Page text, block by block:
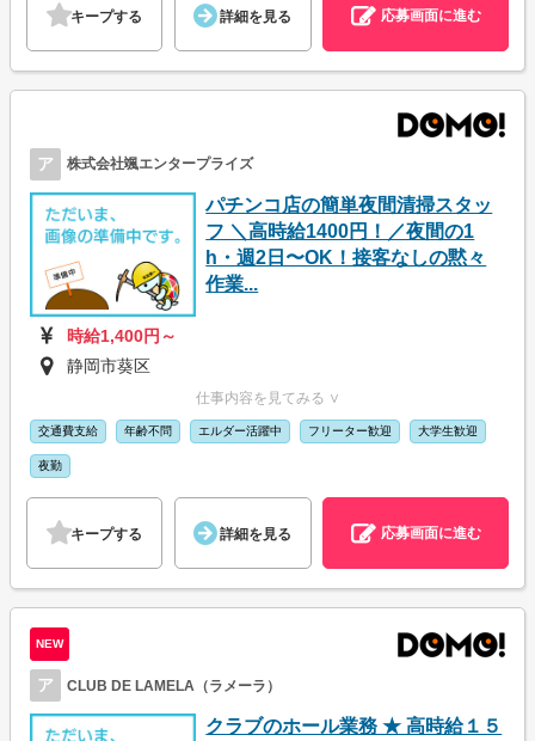
キープする 詳細を見る 応募画面に進む
ア 株式会社颯エンタープライズ
パチンコ店の簡単夜間清掃スタッ
フ ＼高時給1400円！／夜間の1
h・週2日〜OK！接客なしの黙々
作業...
時給1,400円～
静岡市葵区
仕事内容を見てみる ∨
交通費支給 年齢不問 エルダー活躍中 フリーター歓迎 大学生歓迎
夜勤
キープする 詳細を見る 応募画面に進む
NEW
ア CLUB DE LAMELA（ラメーラ）
クラブのホール業務 ★ 高時給１５